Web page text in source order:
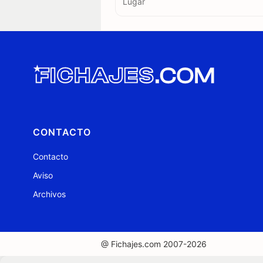
CONTACTO
Contacto
Aviso
Archivos
@ Fichajes.com 2007-2026